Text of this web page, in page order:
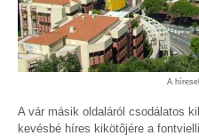
A
A vár másik oldaláról csodálatos
kevésbé híres kikötőjére a